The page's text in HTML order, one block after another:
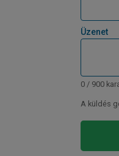
Üzenet
0 / 900
A küldés